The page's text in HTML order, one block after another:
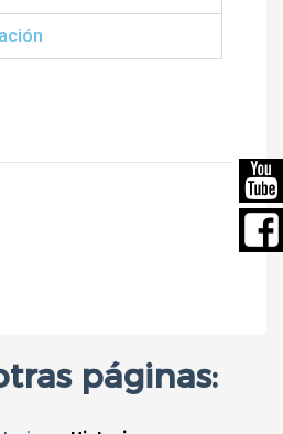
páginas: